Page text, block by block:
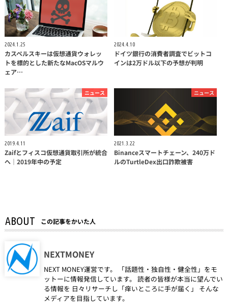
2024.1.25
カスペルスキーは仮想通貨ウォレッ
トを標的とした新たなMacOSマルウ
ェア…
2024.4.10
ドイツ銀行の消費者調査でビットコ
インは2万ドル以下の予想が判明
ニュース
2019.4.11
Zaifとフィスコ仮想通貨取引所が統合
へ｜2019年中の予定
ニュース
2021.3.22
Binanceスマートチェーン、240万ド
ルのTurtleDex出口詐欺被害
ABOUT この記事をかいた人
NEXTMONEY
NEXT MONEY運営です。 「話題性・独自性・健全性」をモ
ットーに情報発信しています。 読者の皆様が本当に望んでい
る情報を 日々リサーチし「痒いところに手が届く」 そんな
メディアを目指しています。